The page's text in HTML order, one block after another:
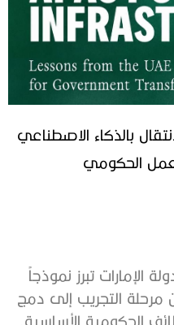
بالذكاء الاصطناعي
الحكومي
الإمارات تبرز نموذجاً
التجريب إلى دمج
الحكومية الأساسية.